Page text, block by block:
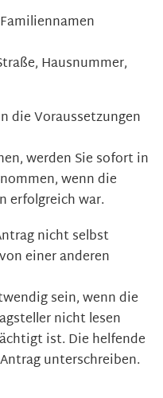
Hausnummer,
die Voraussetzungen
werden Sie sofort in
wenn die
erfolgreich war.
nicht selbst
einer anderen
sein, wenn die
nicht lesen
ist. Die helfende
unterschreiben.